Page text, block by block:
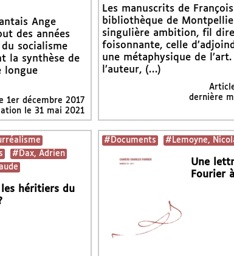
Ange
des années
socialisme
la synthèse de
longue
1er décembre 2017
le 31 mai 2021
Les manuscrits de
bibliothèque de
singulière ambition, fil
foisonnante, celle
une métaphysique de
l’auteur, (…)
dernière
#Dax, Adrien
héritiers du
#Documents #Lemoyne,
Une
Fourier